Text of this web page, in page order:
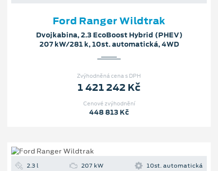
Ford Ranger Wildtrak
Dvojkabina, 2.3 EcoBoost Hybrid (PHEV)
207 kW/281 k, 10st. automatická, 4WD
Zvýhodněná cena s DPH
1 421 242 Kč
Cenové zvýhodnění
448 813 Kč
2.3 l 207 kW 10st. automatická